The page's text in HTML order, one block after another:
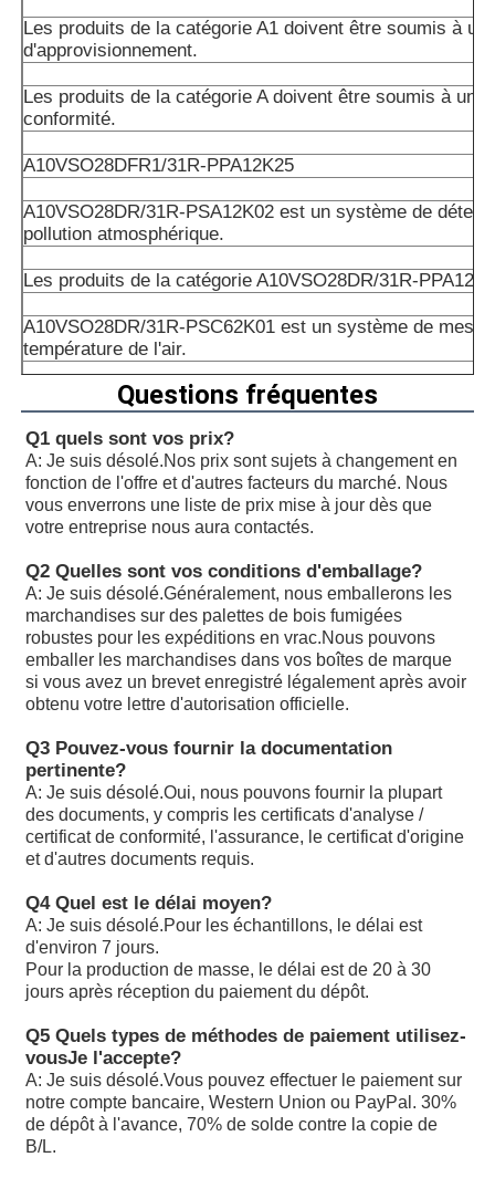
Les produits de la catégorie A1 doivent être soumis à un
d'approvisionnement.
Les produits de la catégorie A doivent être soumis à un
conformité.
A10VSO28DFR1/31R-PPA12K25
A10VSO28DR/31R-PSA12K02 est un système de
pollution atmosphérique.
Les produits de la catégorie A10VSO28DR/31R-
A10VSO28DR/31R-PSC62K01 est un système de
température de l'air.
Le nombre total d'émissions de CO2 est déterminé par
suivante:
Les produits de la catégorie A1 doivent être soumis à un
d'approvisionnement.
A10VSO45DR/31RPPA12N00: Les données sont
A10VSO45DFR1/31R-PPA12 est un groupe de produits
Les produits de la catégorie A1 doivent être présentés
A2 ou A3 conformément à l'annexe I.
Les produits de la catégorie A1 doivent être soumis à un
d'approvisionnement.
Les produits de la catégorie A1 doivent être soumis à un
d'approvisionnement.
Les données sont fournies par les autorités
A10VSO71 DFLR/31R-PPA12N00: les produits doivent
dans les conditions suivantes:
A10VSO71/DFR1/31R-PPA12N00 est utilisé pour le
A10VSO71DFR/31R-PPA12KB3
Les produits de la catégorie A1 doivent être présentés
A2 ou A3 à l'adresse suivante:
A10VSO71DFR1/31R-VPA12N00
Questions fréquentes
Q1 quels sont vos prix?
A: Je suis désolé.Nos prix sont sujets à changement en
fonction de l'offre et d'autres facteurs du marché. Nous
vous enverrons une liste de prix mise à jour dès que
votre entreprise nous aura contactés.
Q2 Quelles sont vos conditions d'emballage?
A: Je suis désolé.Généralement, nous emballerons les
marchandises sur des palettes de bois fumigées
robustes pour les expéditions en vrac.Nous pouvons
emballer les marchandises dans vos boîtes de marque
si vous avez un brevet enregistré légalement après avoir
obtenu votre lettre d'autorisation officielle.
Q3 Pouvez-vous fournir la documentation
pertinente?
A: Je suis désolé.Oui, nous pouvons fournir la plupart
des documents, y compris les certificats d'analyse /
certificat de conformité, l'assurance, le certificat d'origine
et d'autres documents requis.
Q4 Quel est le délai moyen?
A: Je suis désolé.Pour les échantillons, le délai est
d'environ 7 jours.
Pour la production de masse, le délai est de 20 à 30
jours après réception du paiement du dépôt.
Q5 Quels types de méthodes de paiement utilisez-
vousJe l'accepte?
A: Je suis désolé.Vous pouvez effectuer le paiement sur
notre compte bancaire, Western Union ou PayPal. 30%
de dépôt à l'avance, 70% de solde contre la copie de
B/L.